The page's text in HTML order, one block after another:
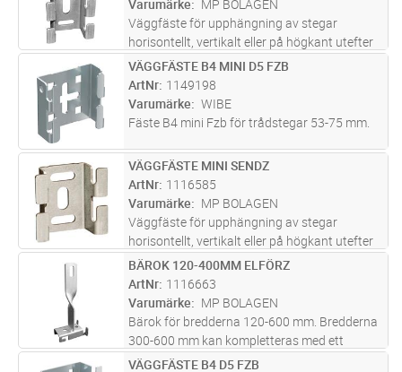
Varumärke
MP BOLAGEN
Väggfäste för upphängning av stegar
horisontellt, vertikalt eller på högkant utefter
väggar. Främst avsedd för bredderna 75 och
120 mm.
ST Lägg i kundvagn
VÄGGFÄSTE B4 MINI D5 FZB
ArtNr 1149198
Varumärke
WIBE
Fäste B4 mini Fzb för trådstegar 53-75 mm.
ST Lägg i kundvagn
VÄGGFÄSTE MINI SENDZ
ArtNr 1116585
Varumärke
MP BOLAGEN
Väggfäste för upphängning av stegar
horisontellt, vertikalt eller på högkant utefter
väggar. Främst avsedd för bredderna 55 och
75 mm.
ST Lägg i kundvagn
BÄROK 120-400MM ELFÖRZ
ArtNr 1116663
Varumärke
MP BOLAGEN
Bärok för bredderna 120-600 mm. Bredderna
300-600 mm kan kompletteras med ett
bäroks­stöd för att förhindra att kanterna
VÄGGFÄSTE B4 D5 FZB